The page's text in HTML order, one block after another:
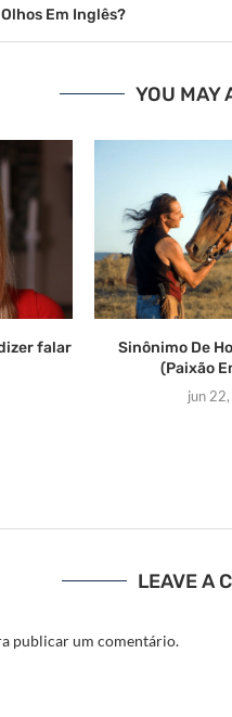
Em Inglês?
YOU MAY
falar
Sinônimo De
(Paixão
jun
LEAVE A
publicar um comentário.